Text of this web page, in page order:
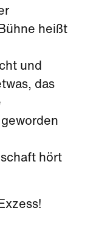
heißt
und
das
hört